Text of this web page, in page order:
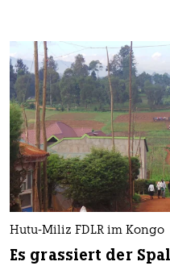
Hutu-Miliz FDLR im Kongo
Es grassiert der